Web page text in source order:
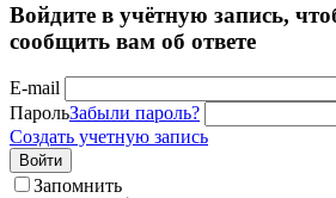
Войдите в учётную запись,
сообщить вам об ответе
E-mail
ПарольЗабыли пароль?
Создать учетную запись
Войти
Запомнить